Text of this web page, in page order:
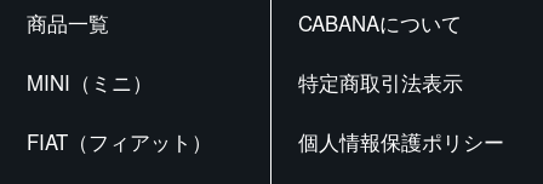
商品一覧
MINI（ミニ）
FIAT（フィアット）
CABANAについて
特定商取引法表示
個人情報保護ポリシー